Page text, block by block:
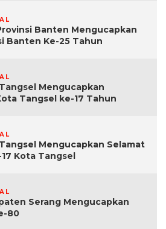
Banten Mengucapkan
Banten Ke-25 Tahun
Mengucapkan
Tangsel ke-17 Tahun
Mengucapkan Selamat
Kota Tangsel
Serang Mengucapkan
80